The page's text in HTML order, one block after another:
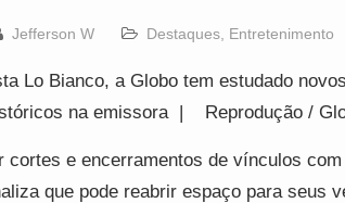
Jefferson W Destaques Entretenimento
Lo Bianco, a Globo tem estudado
na emissora | Reprodução /
cortes e encerramentos de vínculos
que pode reabrir espaço para seus